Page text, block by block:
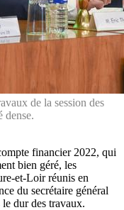
de la session des
dense.
financier 2022, qui
bien géré, les
et-Loir réunis en
du secrétaire général
dur des travaux.